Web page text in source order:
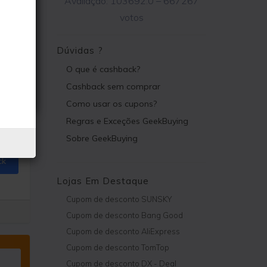
votos
Dúvidas ?
O que é cashback?
Cashback sem comprar
Como usar os cupons?
Regras e Exceções GeekBuying
Sobre GeekBuying
Lojas Em Destaque
Cupom de desconto SUNSKY
Cupom de desconto Bang Good
Cupom de desconto AliExpress
Cupom de desconto TomTop
Cupom de desconto DX - Deal